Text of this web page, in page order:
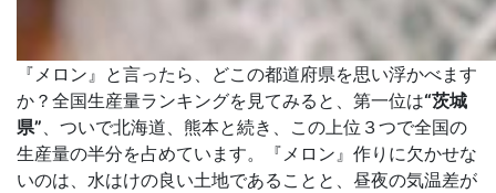
『メロン』と言ったら、どこの都道府県を思い浮かべます
か？全国生産量ランキングを見てみると、第一位は“茨城
県”、ついで北海道、熊本と続き、この上位３つで全国の
生産量の半分を占めています。『メロン』作りに欠かせな
いのは、水はけの良い土地であることと、昼夜の気温差が